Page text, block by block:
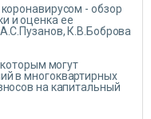
- обзор
и оценка ее
К.В.Боброва
могут
в многоквартирных
на капитальный